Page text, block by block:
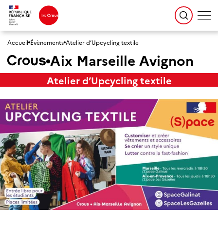
Accueil Évènements Atelier d’Upcycling textile
Aix Marseille Avignon
Atelier d’Upcycling textile